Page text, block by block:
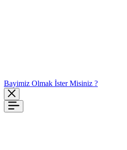
Bayimiz Olmak İster Misiniz ?